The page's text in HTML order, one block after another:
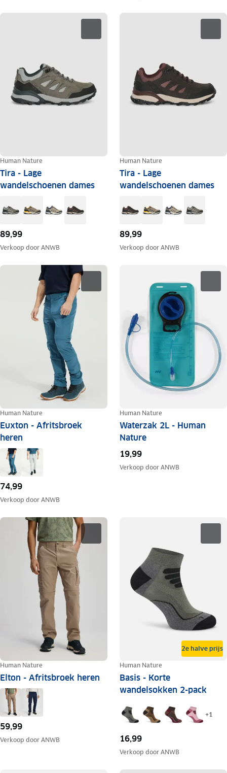
Human Nature
Tira - Lage
wandelschoenen dames
89,99
Verkoop doorANWB
Human Nature
Tira - Lage
wandelschoenen dames
89,99
Verkoop doorANWB
Human Nature
Euxton - Afritsbroek
heren
74,99
Verkoop doorANWB
Human Nature
Waterzak 2L - Human
Nature
19,99
Verkoop doorANWB
Human Nature
Elton - Afritsbroek heren
59,99
Verkoop doorANWB
2e halve prijs
Human Nature
Basis - Korte
wandelsokken 2-pack
+1
16,99
Verkoop doorANWB